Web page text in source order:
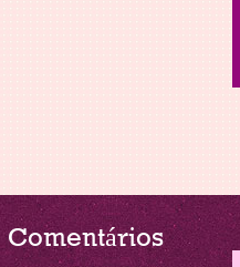
Comentários